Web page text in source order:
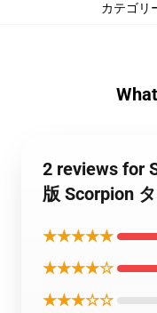
カテゴリ
2 reviews for
版 Scorpion
★★★★★
★★★★☆
★★★☆☆